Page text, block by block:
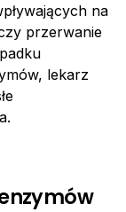
na
przerwanie
lekarz